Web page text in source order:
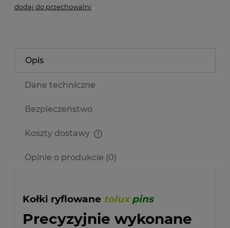
dodaj do przechowalni
Opis
Dane techniczne
Bezpieczeństwo
Koszty dostawy
Opinie o produkcie (0)
Kołki ryflowane toluxpins
Precyzyjnie wykonane